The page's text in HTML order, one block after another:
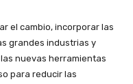
el cambio, incorporar las
grandes industrias y
nuevas herramientas
para reducir las